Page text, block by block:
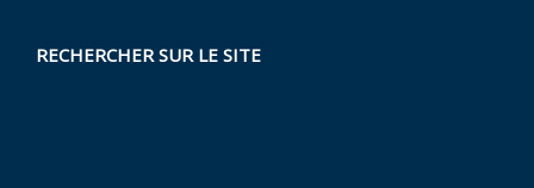
RECHERCHER SUR LE SITE